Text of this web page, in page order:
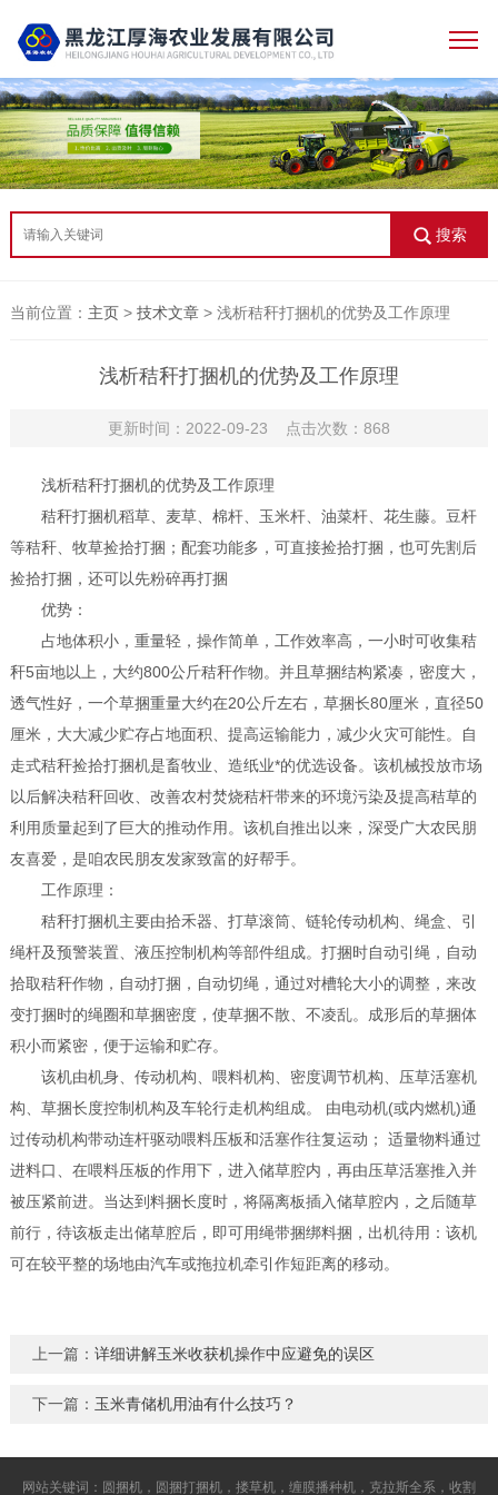
搜索
当前位置： 主页> 技术文章> 浅析秸秆打捆机的优势及工作原理
浅析秸秆打捆机的优势及工作原理
更新时间：2022-09-23 点击次数：868
浅析秸秆打捆机的优势及工作原理
秸秆打捆机稻草、麦草、棉杆、玉米杆、油菜杆、花生藤。豆杆
等秸秆、牧草捡拾打捆；配套功能多，可直接捡拾打捆，也可先割后
捡拾打捆，还可以先粉碎再打捆
优势：
占地体积小，重量轻，操作简单，工作效率高，一小时可收集秸
秆5亩地以上，大约800公斤秸秆作物。并且草捆结构紧凑，密度大，
透气性好，一个草捆重量大约在20公斤左右，草捆长80厘米，直径50
厘米，大大减少贮存占地面积、提高运输能力，减少火灾可能性。自
走式秸秆捡拾打捆机是畜牧业、造纸业*的优选设备。该机械投放市场
以后解决秸秆回收、改善农村焚烧秸杆带来的环境污染及提高秸草的
利用质量起到了巨大的推动作用。该机自推出以来，深受广大农民朋
友喜爱，是咱农民朋友发家致富的好帮手。
工作原理：
秸秆打捆机主要由拾禾器、打草滚筒、链轮传动机构、绳盒、引
绳杆及预警装置、液压控制机构等部件组成。打捆时自动引绳，自动
拾取秸秆作物，自动打捆，自动切绳，通过对槽轮大小的调整，来改
变打捆时的绳圈和草捆密度，使草捆不散、不凌乱。成形后的草捆体
积小而紧密，便于运输和贮存。
该机由机身、传动机构、喂料机构、密度调节机构、压草活塞机
构、草捆长度控制机构及车轮行走机构组成。 由电动机(或内燃机)通
过传动机构带动连杆驱动喂料压板和活塞作往复运动； 适量物料通过
进料口、在喂料压板的作用下，进入储草腔内，再由压草活塞推入并
被压紧前进。当达到料捆长度时，将隔离板插入储草腔内，之后随草
前行，待该板走出储草腔后，即可用绳带捆绑料捆，出机待用：该机
可在较平整的场地由汽车或拖拉机牵引作短距离的移动。
上一篇： 详细讲解玉米收获机操作中应避免的误区
下一篇： 玉米青储机用油有什么技巧？
网站关键词：圆捆机，圆捆打捆机，搂草机，缠膜播种机，克拉斯全系，收割